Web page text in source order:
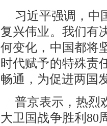
习近平强调，中
复兴伟业。我们有
何变化，中国都将
时代赋予的特殊责
畅通，为促进两国
普京表示，热烈
大卫国战争胜利80